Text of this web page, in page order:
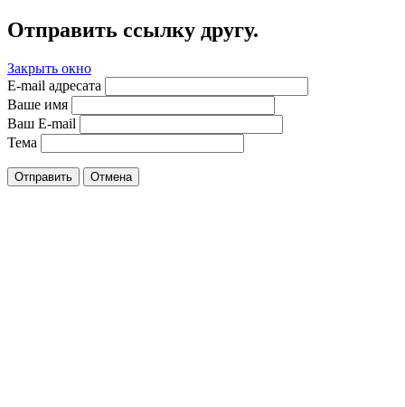
Отправить ссылку другу.
Закрыть окно
E-mail адресата
Ваше имя
Ваш E-mail
Тема
Отправить Отмена